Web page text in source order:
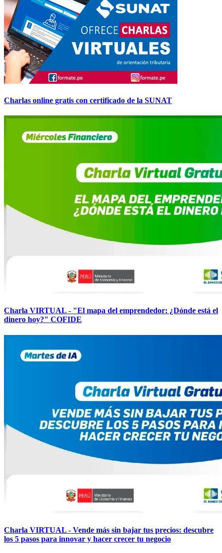
Charlas online gratis con certificado de la SUNAT
Charla VIRTUAL - "El mapa del emprendedor: ¿Dónde está el
dinero hoy?" COFIDE
Charla VIRTUAL - Vende más sin bajar tus precios: descubre
los 5 pasos para innovar y hacer crecer tu negocio